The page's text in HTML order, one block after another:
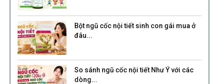
Bột ngũ cốc nội tiết sinh con gái mua ở
đâu...
So sánh ngũ cốc nội tiết Như Ý với các
dòng...